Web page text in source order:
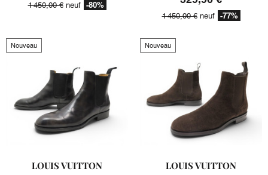
1 450,00 €neuf -80%
1 450,00 €neuf -77%
Nouveau
LOUIS VUITTON
Nouveau
LOUIS VUITTON